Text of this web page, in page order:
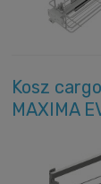
Kosz
MAXIMA